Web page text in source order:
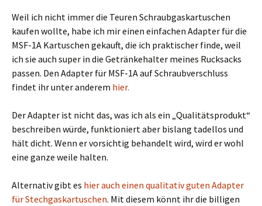
Weil ich nicht immer die Teuren Schraubgaskartuschen
kaufen wollte, habe ich mir einen einfachen Adapter für die
MSF-1A Kartuschen gekauft, die ich praktischer finde, weil
ich sie auch super in die Getränkehalter meines Rucksacks
passen. Den Adapter für MSF-1A auf Schraubverschluss
findet ihr unter anderem hier.
Der Adapter ist nicht das, was ich als ein „Qualitätsprodukt“
beschreiben würde, funktioniert aber bislang tadellos und
hält dicht. Wenn er vorsichtig behandelt wird, wird er wohl
eine ganze weile halten.
Alternativ gibt es hier auch einen qualitativ guten Adapter
für Stechgaskartuschen. Mit diesem könnt ihr die billigen